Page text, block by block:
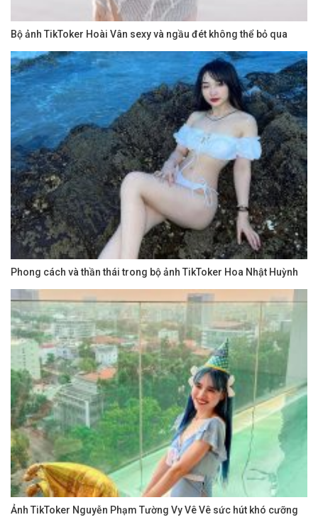
Bộ ảnh TikToker Hoài Vân sexy và ngầu đét không thể bỏ qua
Phong cách và thần thái trong bộ ảnh TikToker Hoa Nhật Huỳnh
Ảnh TikToker Nguyễn Phạm Tường Vy Vê Vê sức hút khó cưỡng